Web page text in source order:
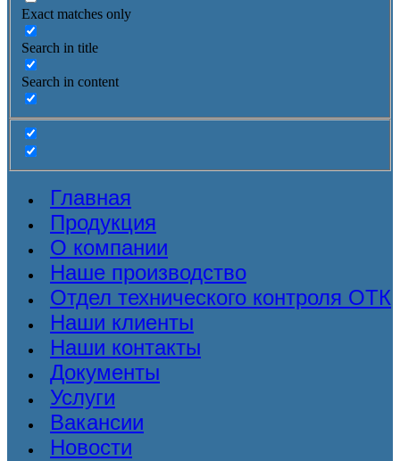
Exact matches only
Search in title
Search in content
Главная
Продукция
О компании
Наше производство
Отдел технического контроля ОТК
Наши клиенты
Наши контакты
Документы
Услуги
Вакансии
Новости